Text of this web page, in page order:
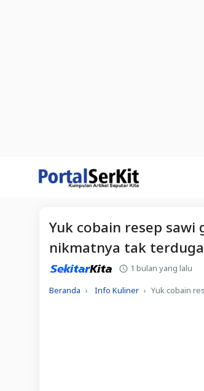
Yuk cobain resep
nikmatnya tak terduga
1 bulan yang lalu
Beranda Info Kuliner Yuk cobain